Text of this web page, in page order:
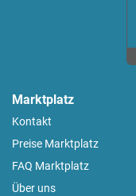
Marktplatz
Kontakt
Preise Marktplatz
FAQ Marktplatz
Über uns